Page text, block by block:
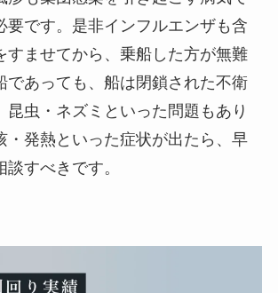
要です。是非インフルエンザも含
すませてから、乗船した方が無難
であっても、船は閉鎖された不衛
昆虫・ネズミといった問題もあり
・発熱といった症状が出たら、早
すべきです。